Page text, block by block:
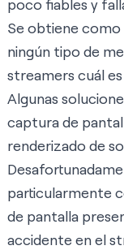
poco fiables y
Se obtiene como
ningún tipo de
streamers cuál
Algunas
captura de
renderizado de
particularmente
de pantalla
accidente en el